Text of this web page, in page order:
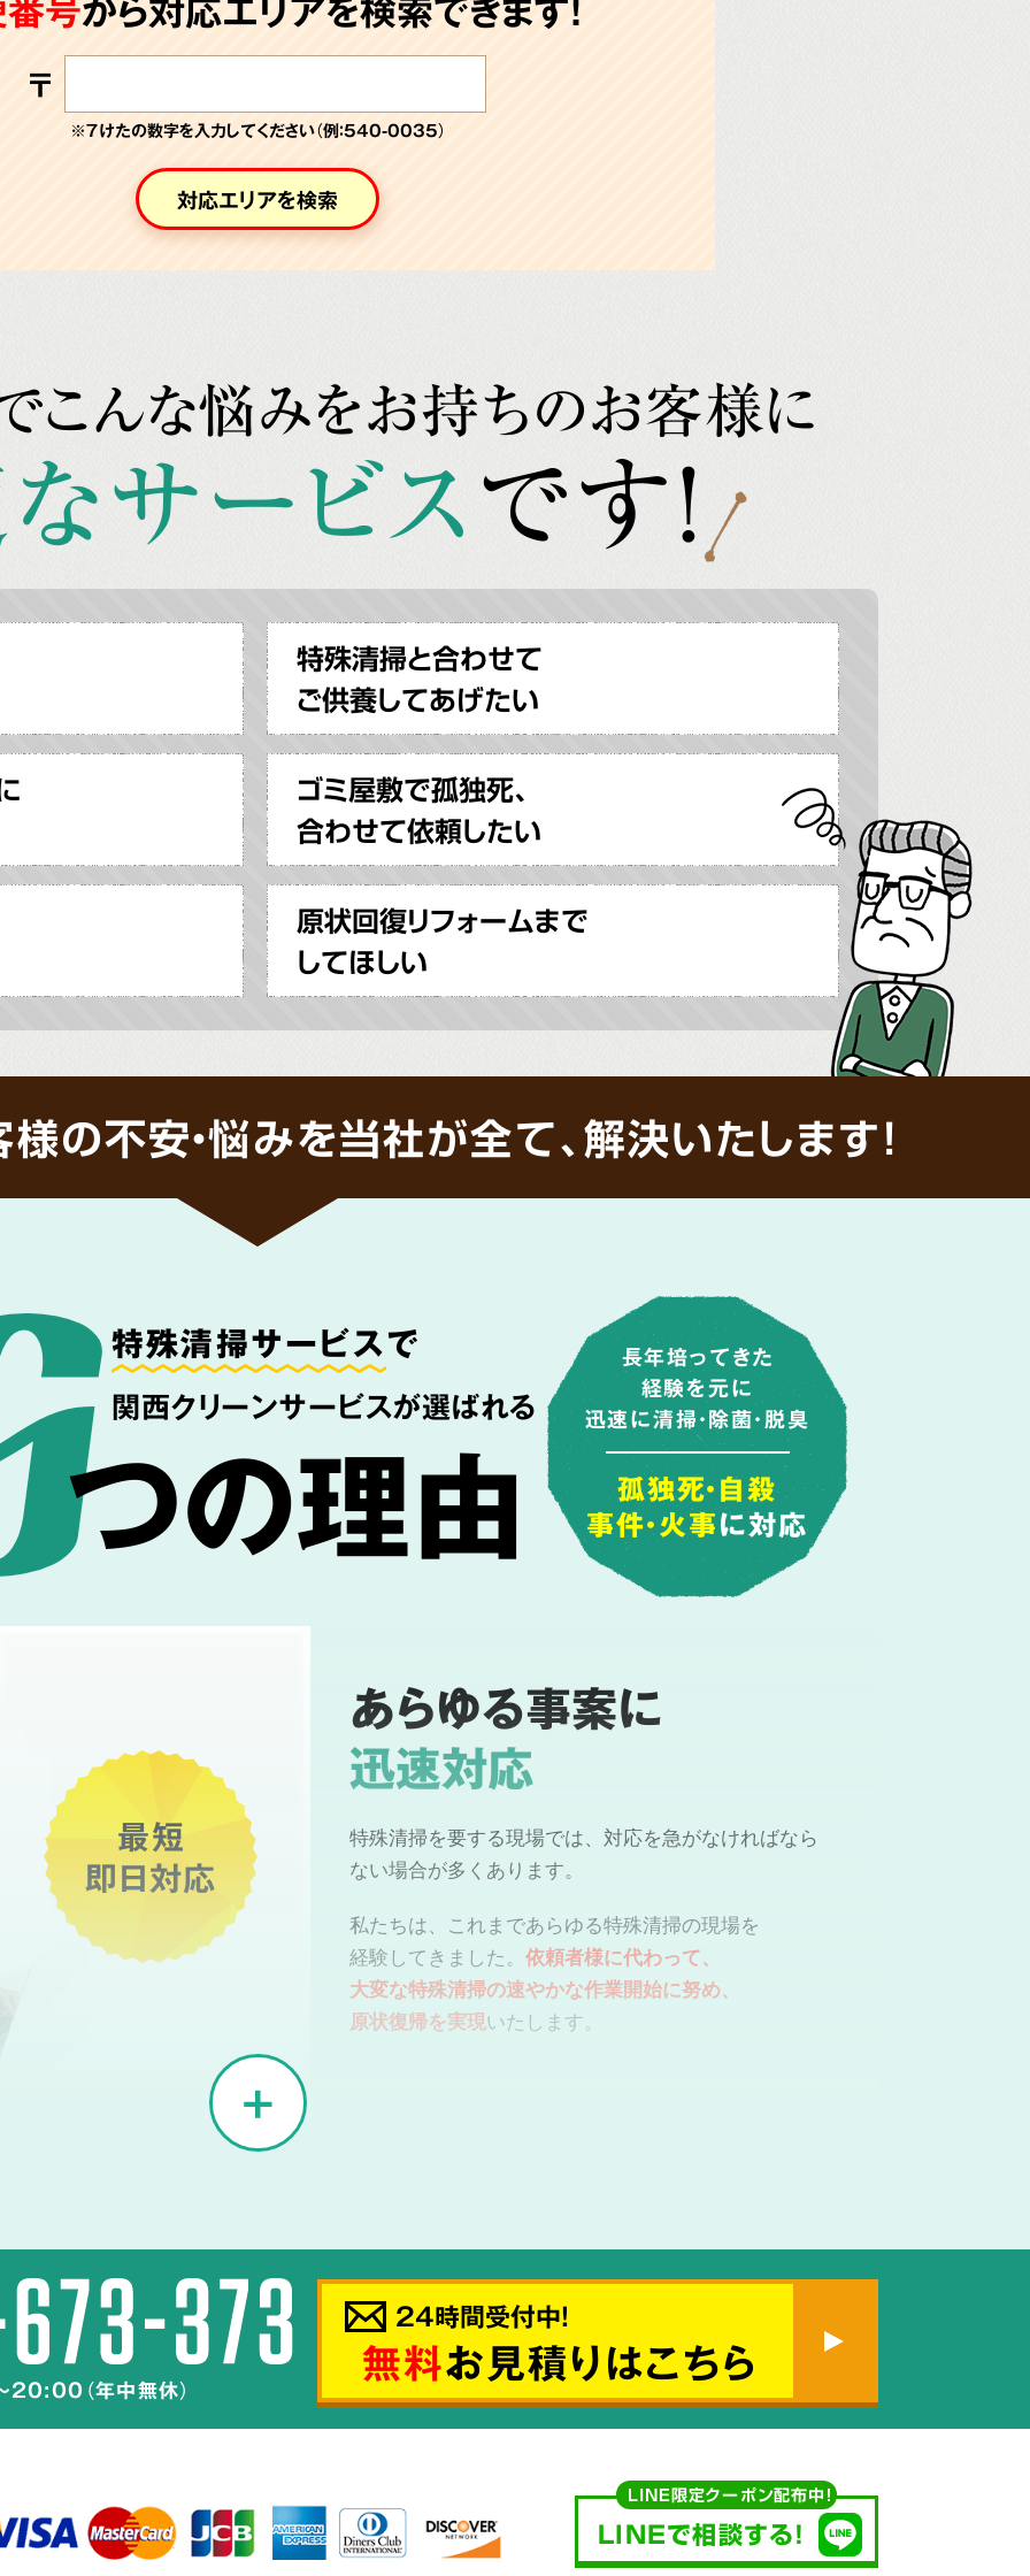
〒
※７けたの数字を入力してください（例：540-0035）
対応エリアを検索
こんな悩みをお持ちのお客様に
サービスです!
特殊清掃と合わせて
ご供養してあげたい
ゴミ屋敷で孤独死、
合わせて依頼したい
原状回復リフォームまで
してほしい
の不安・悩みを当社が全て、解決いたします!
特殊清掃サービスで
関西クリーンサービスが選ばれる
つの理由
長年培ってきた
経験を元に
迅速に清掃・除菌・脱臭
孤独死・自殺
事件・火事に対応
最短
即日対応
あらゆる事案に
迅速対応
特殊清掃を要する現場では、対応を急がなければなら
ない場合が多くあります。
私たちは、これまであらゆる特殊清掃の現場を
経験してきました。 依頼者様に代わって、
大変な特殊清掃の速やかな作業開始に努め、
原状復帰を実現いたします。
薬剤も
ご説明
物などの汚れを
へ汚染が
す。
（年中無休）
24時間受付中!
無料お見積りはこちら
LINE限定クーポン配布中！
LINEで相談する!